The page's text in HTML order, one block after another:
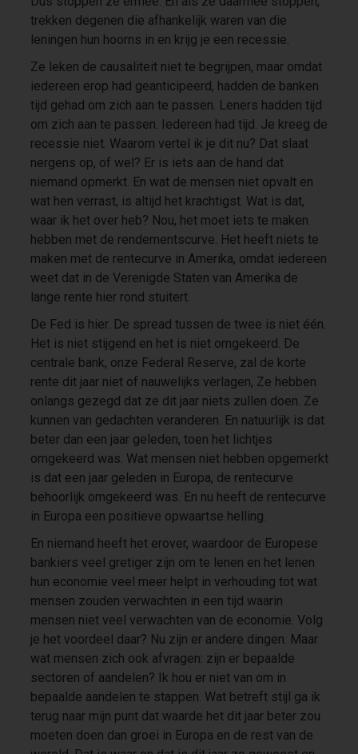
trekken degenen die afhankelijk waren van die
leningen hun hoorns in en krijg je een recessie.
Ze leken de causaliteit niet te begrijpen, maar omdat
iedereen erop had geanticipeerd, hadden de banken
tijd gehad om zich aan te passen. Leners hadden tijd
om zich aan te passen. Iedereen had tijd. Je kreeg de
recessie niet. Waarom vertel ik je dit nu? Dat slaat
nergens op, of wel? Er is iets aan de hand dat
niemand opmerkt. En wat de mensen niet opvalt en
wat hen verrast, is altijd het krachtigst. Wat is dat,
waar ik het over heb? Nou, het moet iets te maken
hebben met de rendementscurve. Het heeft niets te
maken met de rentecurve in Amerika, omdat iedereen
weet dat in de Verenigde Staten van Amerika de
lange rente hier rond stuitert.
De Fed is hier. De spread tussen de twee is niet één.
Het is niet stijgend en het is niet omgekeerd. De
centrale bank, onze Federal Reserve, zal de korte
rente dit jaar niet of nauwelijks verlagen, Ze hebben
onlangs gezegd dat ze dit jaar niets zullen doen. Ze
kunnen van gedachten veranderen. En natuurlijk is dat
beter dan een jaar geleden, toen het lichtjes
omgekeerd was. Wat mensen niet hebben opgemerkt
is dat een jaar geleden in Europa, de rentecurve
behoorlijk omgekeerd was. En nu heeft de rentecurve
in Europa een positieve opwaartse helling.
En niemand heeft het erover, waardoor de Europese
bankiers veel gretiger zijn om te lenen en het lenen
hun economie veel meer helpt in verhouding tot wat
mensen zouden verwachten in een tijd waarin
mensen niet veel verwachten van de economie. Volg
je het voordeel daar? Nu zijn er andere dingen. Maar
wat mensen zich ook afvragen: zijn er bepaalde
sectoren of aandelen? Ik hou er niet van om in
bepaalde aandelen te stappen. Wat betreft stijl ga ik
terug naar mijn punt dat waarde het dit jaar beter zou
moeten doen dan groei in Europa en de rest van de